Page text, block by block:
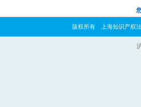
版权所有 上海知识产权法